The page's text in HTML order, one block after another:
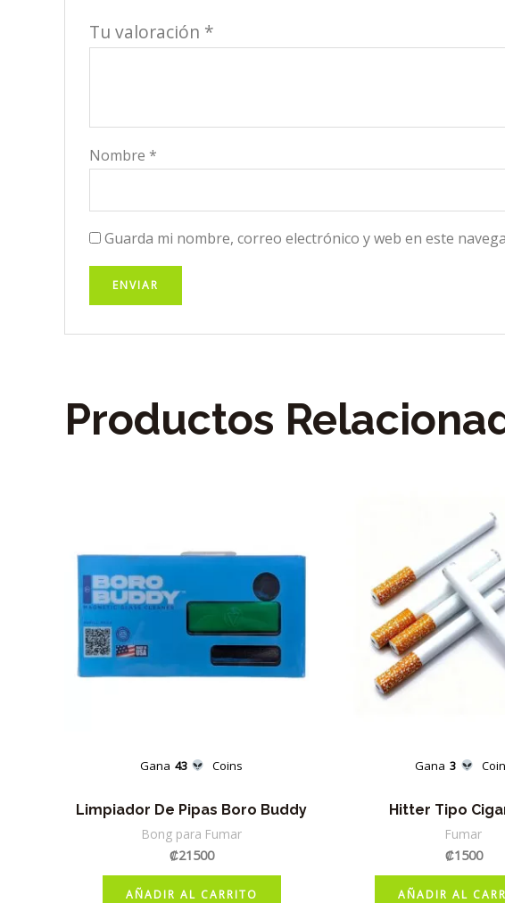
Tu valoración *
Nombre *
Guarda mi nombre, correo electrónico y web en este
Productos
Gana 43 Coins
Limpiador De Pipas Boro Buddy
Bong para Fumar
₡21500
AÑADIR AL CARRITO
Gana 3
Hitter Tipo
Fumar
₡1500
AÑADIR AL